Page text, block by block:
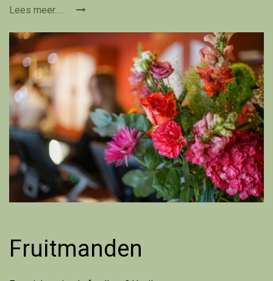
Lees meer.....
Fruitmanden